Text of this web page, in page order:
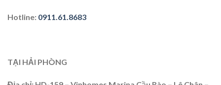
Hotline: 0911.61.8683
TẠI HẢI PHÒNG